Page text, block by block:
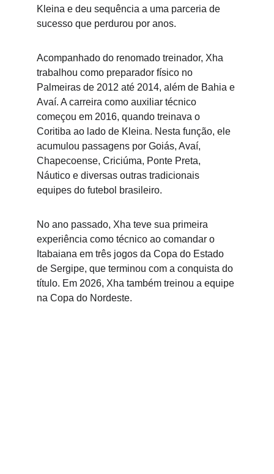
Kleina e deu sequência a uma parceria de
sucesso que perdurou por anos.
Acompanhado do renomado treinador, Xha
trabalhou como preparador físico no
Palmeiras de 2012 até 2014, além de Bahia e
Avaí. A carreira como auxiliar técnico
começou em 2016, quando treinava o
Coritiba ao lado de Kleina. Nesta função, ele
acumulou passagens por Goiás, Avaí,
Chapecoense, Criciúma, Ponte Preta,
Náutico e diversas outras tradicionais
equipes do futebol brasileiro.
No ano passado, Xha teve sua primeira
experiência como técnico ao comandar o
Itabaiana em três jogos da Copa do Estado
de Sergipe, que terminou com a conquista do
título. Em 2026, Xha também treinou a equipe
na Copa do Nordeste.